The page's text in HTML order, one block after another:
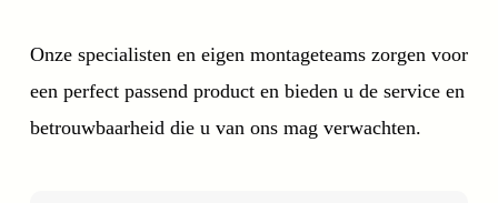
Onze specialisten en eigen montageteams zorgen voor
een perfect passend product en bieden u de service en
betrouwbaarheid die u van ons mag verwachten.